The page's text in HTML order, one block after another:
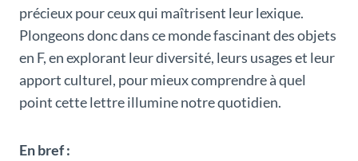
précieux pour ceux qui maîtrisent leur lexique.
Plongeons donc dans ce monde fascinant des objets
en F, en explorant leur diversité, leurs usages et leur
apport culturel, pour mieux comprendre à quel
point cette lettre illumine notre quotidien.
En bref :